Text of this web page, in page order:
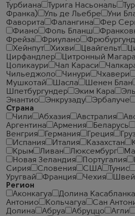
Турбиана
Турига Насьональ
Франка)
Уль де Льебре Уни
Фаворита
Фалангина Фер
Фиано
Фоль Бланш
Фрейза
Фриулано
Хейнпут
Хихви Цвайгельт
Цирфандлер
Цитронный
Цоликаури
Чал Караси
Чильеджоло
Чинури Чхавери
Мушкотай
Шасла Шенен Блан
Шпетбургундер
Эким Кара
Энантио
Энкрузаду Эрбалуче
Страна
Чили
Абхазия Австралия
Аргентина
Армения Беларусь
Венгрия
Германия Греция
Испания
Италия Казахстан
Крым
Ливан Люксембург
Новая Зеландия
Португалия
Сирия
Словения США Тунис
Уругвай
Франция Чехия
Регион
Аконкагуа
Долина Касабланка
Антонио
Кольчагуа Сан
Долина
Абруа Абруццо Агли